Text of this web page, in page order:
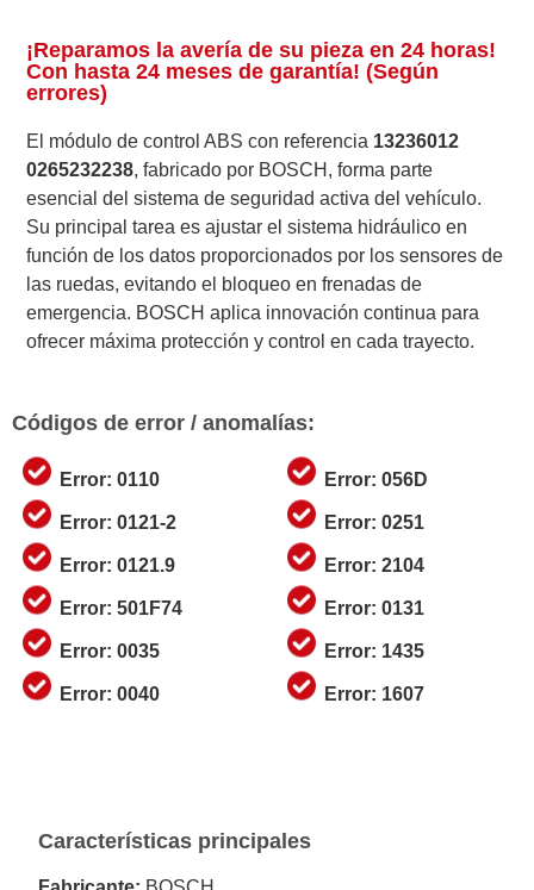
¡Reparamos la avería de su pieza en 24 horas!
Con hasta 24 meses de garantía! (Según
errores)
El módulo de control ABS con referencia 13236012
0265232238, fabricado por BOSCH, forma parte
esencial del sistema de seguridad activa del vehículo.
Su principal tarea es ajustar el sistema hidráulico en
función de los datos proporcionados por los sensores de
las ruedas, evitando el bloqueo en frenadas de
emergencia. BOSCH aplica innovación continua para
ofrecer máxima protección y control en cada trayecto.
Códigos de error / anomalías:
Error: 0110
Error: 0121-2
Error: 0121.9
Error: 501F74
Error: 0035
Error: 0040
Error: 056D
Error: 0251
Error: 2104
Error: 0131
Error: 1435
Error: 1607
Características principales